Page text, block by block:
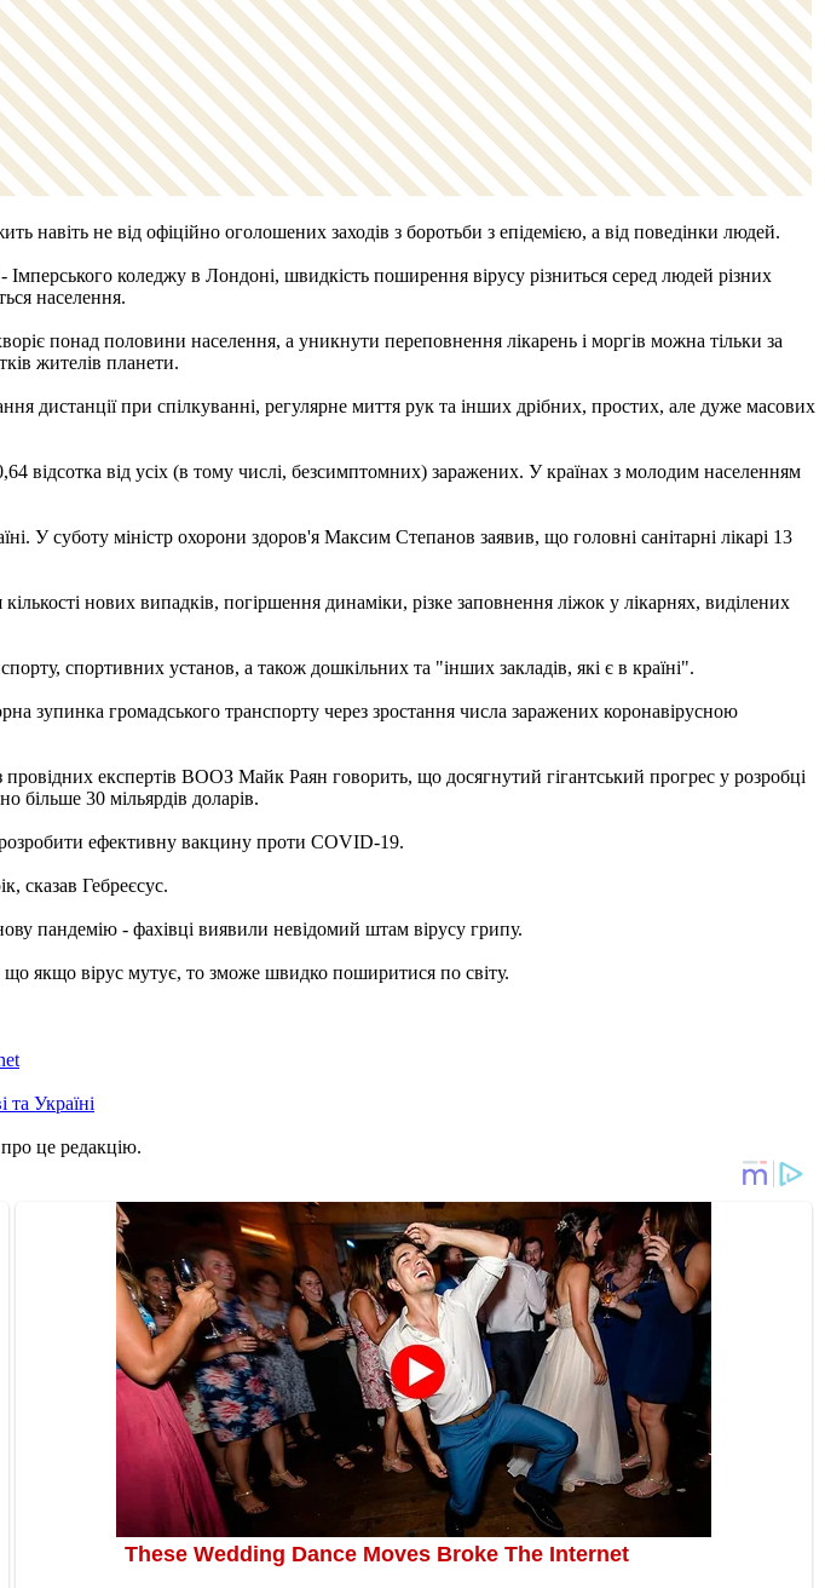
навіть не від офіційно оголошених заходів з боротьби з епідемією, а від поведінки людей.
коледжу в Лондоні, швидкість поширення вірусу різниться серед людей різних
населення.
понад половини населення, а уникнути переповнення лікарень і моргів можна тільки за
жителів планети.
дистанції при спілкуванні, регулярне миття рук та інших дрібних, простих, але дуже масових
відсотка від усіх (в тому числі, безсимптомних) заражених. У країнах з молодим населенням
У суботу міністр охорони здоров'я Максим Степанов заявив, що головні санітарні лікарі 13
нових випадків, погіршення динаміки, різке заповнення ліжок у лікарнях, виділених
спортивних установ, а також дошкільних та "інших закладів, які є в країні".
зупинка громадського транспорту через зростання числа заражених коронавірусною
експертів ВООЗ Майк Раян говорить, що досягнутий гігантський прогрес у розробці
більше 30 мільярдів доларів.
ефективну вакцину проти COVID-19.
сказав Гебреєсус.
пандемію - фахівці виявили невідомий штам вірусу грипу.
якщо вірус мутує, то зможе швидко поширитися по світу.
Україні
це редакцію.